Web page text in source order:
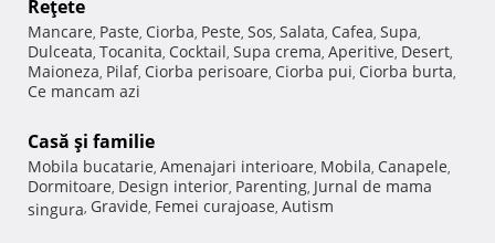
Reţete
Mancare, Paste, Ciorba, Peste, Sos, Salata, Cafea, Supa,
Dulceata, Tocanita, Cocktail, Supa crema, Aperitive, Desert,
Maioneza, Pilaf, Ciorba perisoare, Ciorba pui, Ciorba burta,
Ce mancam azi
Casă şi familie
Mobila bucatarie, Amenajari interioare, Mobila, Canapele,
Dormitoare, Design interior, Parenting, Jurnal de mama
singura, Gravide, Femei curajoase, Autism